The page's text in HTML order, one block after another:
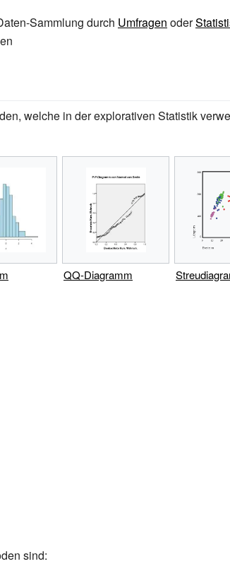
Sammlung durch Umfragen oder
welche in der explorativen Statistik
QQ-Diagramm
sind: